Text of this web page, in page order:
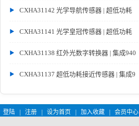
CXHA31142 光学导航传感器 | 超低功耗
CXHA31141 光学皇冠传感器 | 超低功耗
CXHA31138 红外光数字转换器 | 集成940
CXHA31137 超低功耗接近传感器 | 集成9
登陆 注册 设为首页 加入收藏 会员中心